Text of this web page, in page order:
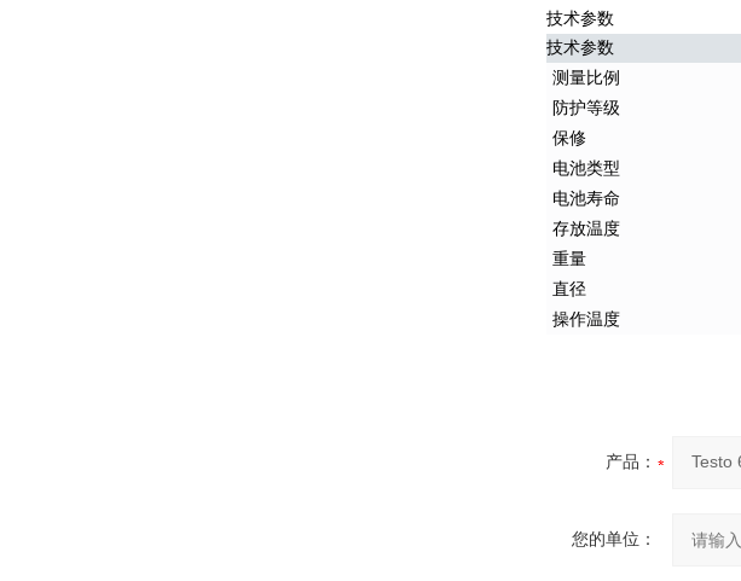
技术参数
技术参数
测量比例
防护等级
保修
电池类型
电池寿命
存放温度
重量
直径
操作温度
产品：
您的单位：